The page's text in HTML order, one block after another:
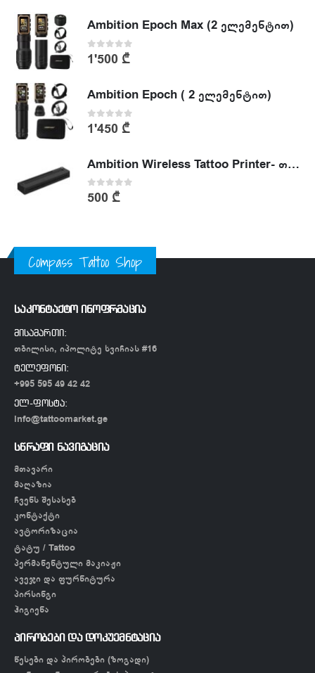
Ambition Epoch Max (2 ელემენტით)
0out of 5
1'500 ₾
Ambition Epoch ( 2 ელემენტით)
0out of 5
1'450 ₾
Ambition Wireless Tattoo Printer- თერმული პრინტერი
0out of 5
500 ₾
Compass Tattoo Shop
საკონტაქტო ინოფრმაცია
მისამართი:
თბილისი, იპოლიტე ხვიჩიას #16
ტელეფონი:
+995 595 49 42 42
ელ-ფოსტა:
info@tattoomarket.ge
სწრაფი ნავიგაცია
მთავარი
მაღაზია
ჩვენს შესახებ
კონტაქტი
ავტორიზაცია
ტატუ / Tattoo
პერმანენტული მაკიაჟი
ავეჯი და ფურნიტურა
პირსინგი
ჰიგიენა
პირობები და დოკუემნტაცია
წესები და პირობები (ზოგადი)